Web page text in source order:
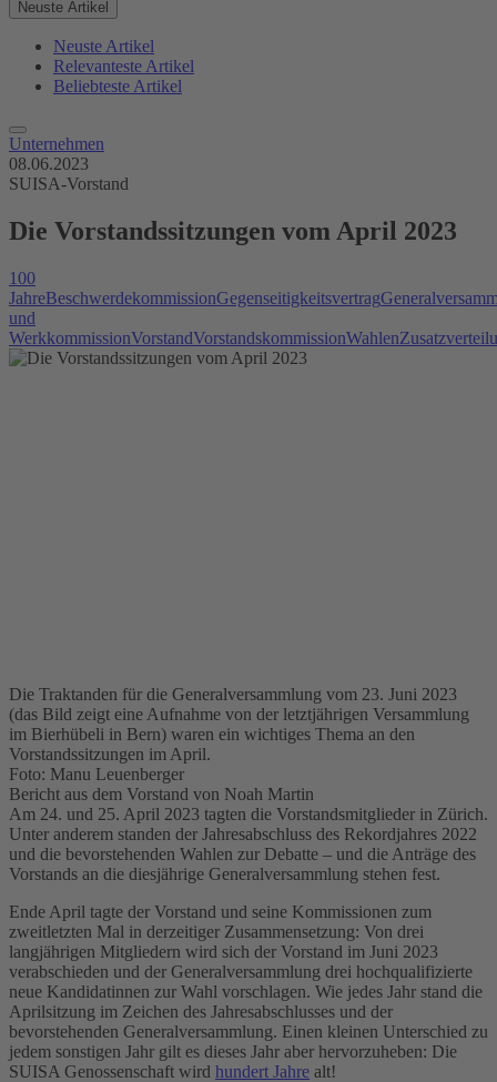
Neuste Artikel
Neuste Artikel
Relevanteste Artikel
Beliebteste Artikel
Unternehmen
08.06.2023
SUISA-Vorstand
Die Vorstandssitzungen vom April 2023
100
JahreBeschwerdekommissionGegenseitigkeitsvertrag
und
WerkkommissionVorstandVorstandskommissionWahlen
Die Traktanden für die Generalversammlung vom 23. Juni 2023
(das Bild zeigt eine Aufnahme von der letztjährigen Versammlung
im Bierhübeli in Bern) waren ein wichtiges Thema an den
Vorstandssitzungen im April.
Foto: Manu Leuenberger
Bericht aus dem Vorstand von Noah Martin
Am 24. und 25. April 2023 tagten die Vorstandsmitglieder in Zürich.
Unter anderem standen der Jahresabschluss des Rekordjahres 2022
und die bevorstehenden Wahlen zur Debatte – und die Anträge des
Vorstands an die diesjährige Generalversammlung stehen fest.
Ende April tagte der Vorstand und seine Kommissionen zum
zweitletzten Mal in derzeitiger Zusammensetzung: Von drei
langjährigen Mitgliedern wird sich der Vorstand im Juni 2023
verabschieden und der Generalversammlung drei hochqualifizierte
neue Kandidatinnen zur Wahl vorschlagen. Wie jedes Jahr stand die
Aprilsitzung im Zeichen des Jahresabschlusses und der
bevorstehenden Generalversammlung. Einen kleinen Unterschied zu
jedem sonstigen Jahr gilt es dieses Jahr aber hervorzuheben: Die
SUISA Genossenschaft wird hundert Jahre alt!